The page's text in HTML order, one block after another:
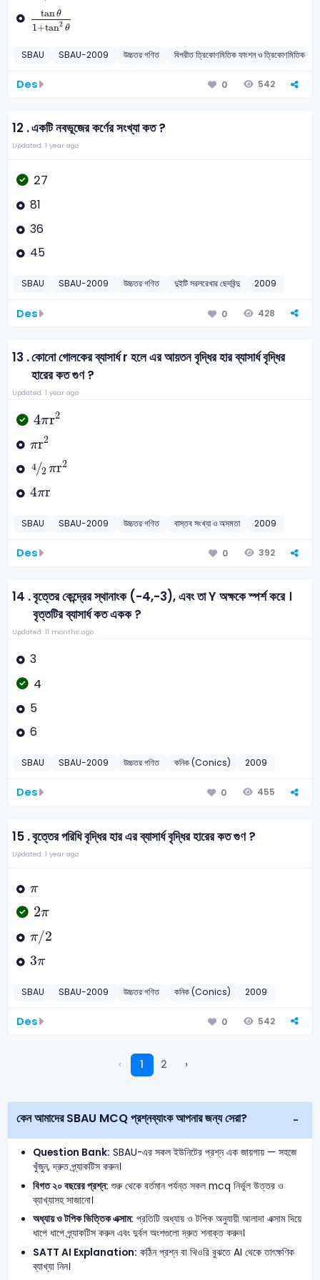
tanθ
1+tan2 θ
tanθ
SBAU SBAU-2009 উচ্চতর গণিত বিপরীত ত্রিকোণমিতিক ফাংশন ও
Des 0 542
12 .একটি নবভূজের কর্ণের সংখ্যা কত ?
Updated: 1 year ago
27
81
36
45
SBAU SBAU-2009 উচ্চতর গণিত দুইটি সরলরেখার ছেদবিন্দু 2009
Des 0 428
13 .কোনো গোলকের ব্যাসার্ধ r হলে এর আয়তন বৃদ্ধির হার ব্যাসার্ধ বৃদ্ধির
হারের কত গুণ ?
Updated: 1 year ago
4πr2
4 πr2
πr2
πr2
4/2πr2
42 πr2
4πr
4πr
SBAU SBAU-2009 উচ্চতর গণিত বাস্তব সংখ্যা ও অসমতা 2009
Des 0 392
14 .বৃত্তের কেন্দ্রের স্থানাংক (-4,-3), এবং তা Y অক্ষকে স্পর্শ করে ।
বৃত্তটির ব্যাসার্ধ কত একক ?
Updated: 11 months ago
3
4
5
6
SBAU SBAU-2009 উচ্চতর গণিত কনিক (Conics) 2009
Des 0 455
15 .বৃত্তের পরিধি বৃদ্ধির হার এর ব্যাসার্ধ বৃদ্ধির হারের কত গুণ ?
Updated: 1 year ago
π
π
2π
2π
π/2
π/2
3π
3π
SBAU SBAU-2009 উচ্চতর গণিত কনিক (Conics) 2009
Des 0 542
‹ 1 2 ›
কেন আমাদের SBAU MCQ প্রশ্নব্যাংক আপনার জন্য সেরা?
Question Bank: SBAU-এর সকল ইউনিটের প্রশ্ন এক জায়গায় — সহজে
খুঁজুন, দ্রুত প্র্যাকটিস করুন।
বিগত ২০ বছরের প্রশ্ন: শুরু থেকে বর্তমান পর্যন্ত সকল mcq নির্ভুল উত্তর ও
ব্যাখ্যাসহ সাজানো।
অধ্যায় ও টপিক ভিত্তিক এক্সাম: প্রতিটি অধ্যায় ও টপিক অনুযায়ী আলাদা এক্সাম দিয়ে
ধাপে ধাপে প্র্যাকটিস করুন এবং দুর্বল অংশগুলো দ্রুত শনাক্ত করুন।
SATT AI Explanation: কঠিন প্রশ্ন বা থিওরি বুঝতে AI থেকে তাৎক্ষণিক
ব্যাখ্যা নিন।